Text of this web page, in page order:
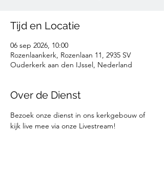
Tijd en Locatie
06 sep 2026, 10:00
Rozenlaankerk, Rozenlaan 11, 2935 SV
Ouderkerk aan den IJssel, Nederland
Over de Dienst
Bezoek onze dienst in ons kerkgebouw of
kijk live mee via onze Livestream!